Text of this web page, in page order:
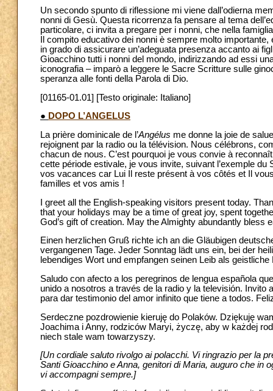
Un secondo spunto di riflessione mi viene dall’odierna
nonni di Gesù. Questa ricorrenza fa pensare al tema
particolare, ci invita a pregare per i nonni, che nella
Il compito educativo dei nonni è sempre molto
in grado di assicurare un’adeguata presenza accanto ai
Gioacchino tutti i nonni del mondo, indirizzando ad essi
iconografia – imparò a leggere le Sacre Scritture sulle
speranza alle fonti della Parola di Dio.
[01165-01.01] [Testo originale: Italiano]
● DOPO L’ANGELUS
La prière dominicale de l’Angélus me donne la joie de
rejoignent par la radio ou la télévision. Nous célébrons,
chacun de nous. C’est pourquoi je vous convie à
cette période estivale, je vous invite, suivant l’exemple du
vos vacances car Lui Il reste présent à vos côtés et Il
familles et vos amis !
I greet all the English-speaking visitors present today.
that your holidays may be a time of great joy, spent
God’s gift of creation. May the Almighty abundantly bless
Einen herzlichen Gruß richte ich an die Gläubigen
vergangenen Tage. Jeder Sonntag lädt uns ein, bei der
lebendiges Wort und empfangen seinen Leib als
Saludo con afecto a los peregrinos de lengua española
unido a nosotros a través de la radio y la televisión.
para dar testimonio del amor infinito que tiene a todos.
Serdeczne pozdrowienie kieruję do Polaków. Dziękuję
Joachima i Anny, rodziców Maryi, życzę, aby w każdej
niech stale wam towarzyszy.
[Un cordiale saluto rivolgo ai polacchi. Vi ringrazio per la
Santi Gioacchino e Anna, genitori di Maria, auguro che in
vi accompagni sempre.]